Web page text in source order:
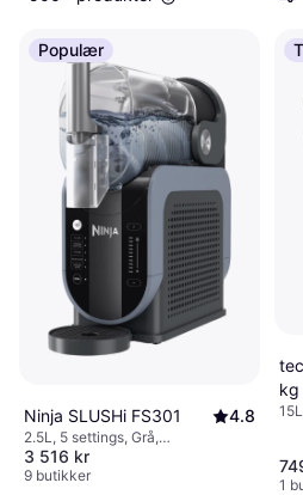
riktige beslutningen. Start her for å
kjøkkenapparater som kan
Les mer om andre
Populær
Ninja SLUSHi FS301 4.8
2.5L, 5 settings, Grå,
Oppvaskvennlig del, Gummifot,
Justerbar varme, Av/på-knapp,
3 516 kr
9 butikker
kg
1